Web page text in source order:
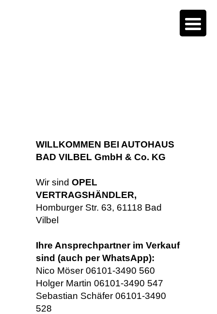
WILLKOMMEN BEI AUTOHAUS
BAD VILBEL GmbH & Co. KG
Wir sind OPEL
VERTRAGSHÄNDLER,
Homburger Str. 63, 61118 Bad
Vilbel
Ihre Ansprechpartner im Verkauf
sind (auch per WhatsApp):
Nico Möser 06101-3490 560
Holger Martin 06101-3490 547
Sebastian Schäfer 06101-3490
528